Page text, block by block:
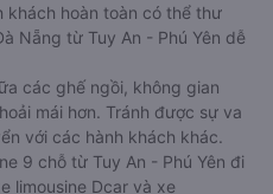
khách hoàn toàn có thể thư
Nẵng từ Tuy An - Phú Yên dễ
các ghế ngồi, không gian
mái hơn. Tránh được sự va
với các hành khách khác.
9 chỗ từ Tuy An - Phú Yên đi
limousine Dcar và xe